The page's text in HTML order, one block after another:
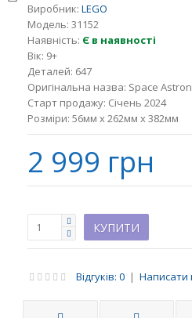
Виробник: LEGO
Модель: 31152
Наявність: Є в наявності
Вік: 9+
Деталей: 647
Оригінальна назва: Space
Старт продажу: Січень 2024
Розміри: 56мм x 262мм x 382мм
2 999 грн
Відгуків: 0 | Написати